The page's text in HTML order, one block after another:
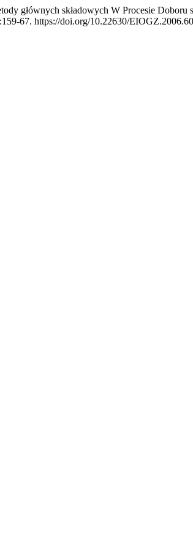
głównych składowych W Procesie Doboru
67. https://doi.org/10.22630/